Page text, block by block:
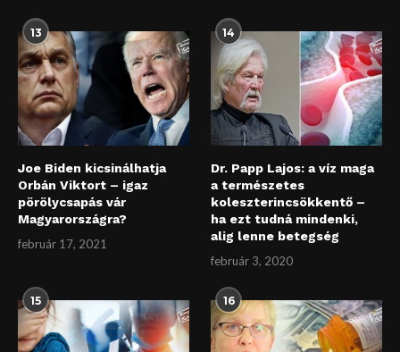
13
Joe Biden kicsinálhatja
Orbán Viktort – igaz
pörölycsapás vár
Magyarországra?
február 17, 2021
14
Dr. Papp Lajos: a víz maga
a természetes
koleszterincsökkentő –
ha ezt tudná mindenki,
alig lenne betegség
február 3, 2020
15 16